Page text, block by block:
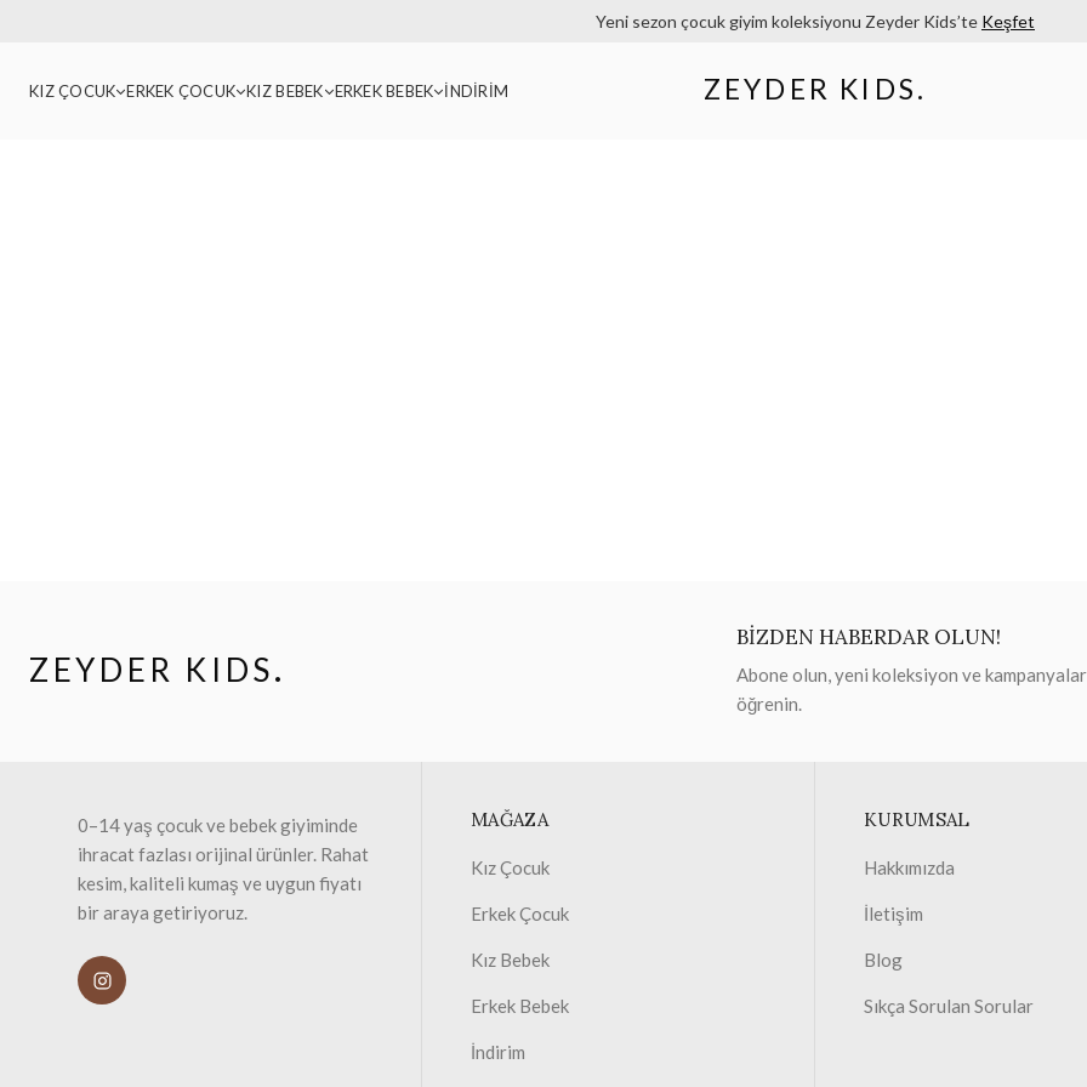
Yeni sezon çocuk giyim koleksiyonu Zeyder Kids’te Keşfet
KIZ ÇOCUK ERKEK ÇOCUK KIZ BEBEK ERKEK BEBEK İNDİRİM ZEYDER KIDS.
ZEYDER KIDS.
BİZDEN HABERDAR OLUN!
Abone olun, yeni koleksiyon ve
öğrenin.
0–14 yaş çocuk ve bebek giyiminde
ihracat fazlası orijinal ürünler. Rahat
kesim, kaliteli kumaş ve uygun fiyatı
bir araya getiriyoruz.
MAĞAZA
Kız Çocuk
Erkek Çocuk
Kız Bebek
Erkek Bebek
İndirim
KURUMSAL
Hakkımızda
İletişim
Blog
Sıkça Sorulan Sorular